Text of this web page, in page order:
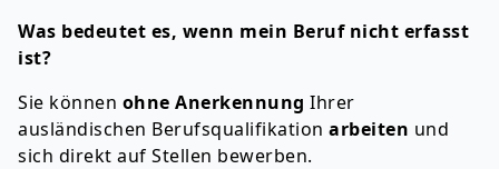
Was bedeutet es, wenn mein Beruf nicht erfasst
ist?
Sie können ohne Anerkennung Ihrer
ausländischen Berufsqualifikation arbeiten und
sich direkt auf Stellen bewerben.